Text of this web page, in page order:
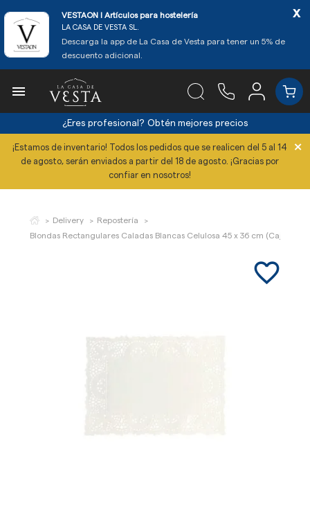
VESTAON l Artículos para hostelería
LA CASA DE VESTA SL.
Descarga la app de La Casa de Vesta para tener un 5% de
descuento adicional.
x

¿Eres profesional? Obtén mejores precios
¡Estamos de inventario! Todos los pedidos que se realicen del 5 al 14
de agosto, serán enviados a partir del 18 de agosto. ¡Gracias por
confiar en nosotros!
×
Delivery
Repostería
Blondas Rectangulares Caladas Blancas Celulosa 45 x 36 cm (Caja 250
favorite_border